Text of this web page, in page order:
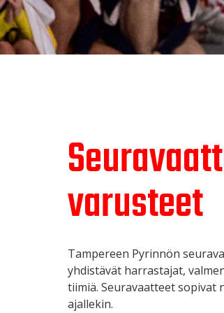
varusteet
Tampereen Pyrinnön
yhdistävät harrastajat,
tiimiä. Seuravaatteet sopivat
ajallekin.